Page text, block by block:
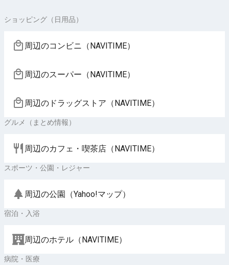
ショッピング（日用品）
周辺のコンビニ（NAVITIME）
周辺のスーパー（NAVITIME）
周辺のドラッグストア（NAVITIME）
グルメ（まとめ情報）
周辺のカフェ・喫茶店（NAVITIME）
スポーツ・公園・レジャー
周辺の公園（Yahoo!マップ）
宿泊・入浴
周辺のホテル（NAVITIME）
病院・医療